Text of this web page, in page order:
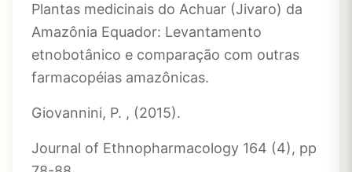
Plantas medicinais do Achuar (Jivaro) da
Amazônia Equador: Levantamento
etnobotânico e comparação com outras
farmacopéias amazônicas.
Giovannini, P. , (2015).
Journal of Ethnopharmacology 164 (4), pp